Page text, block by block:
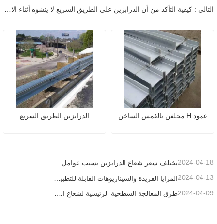
الدرابزين الطريق السريع عمود H مجلفن بالغمس الساخن
يختلف سعر شعاع الدرابزين بسبب عوامل مختلفة 2024-04-18
2024-04-13
2024-04-09